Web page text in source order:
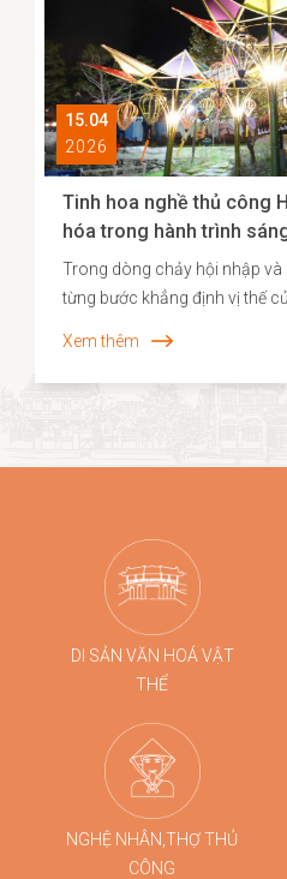
15.04
2026
Tinh hoa nghề thủ công
hóa trong hành trình
Trong dòng chảy hội nhập và
từng bước khẳng định vị thế
thức mới mẻ. Năm 2026, dấu
chọn đồng hành cùng các
Xem thêm
DI SẢN VĂN HOÁ VẬT
THỂ
NGHỆ NHÂN,THỢ THỦ
CÔNG